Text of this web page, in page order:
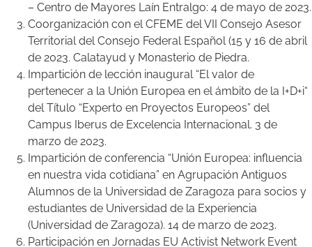
– Centro de Mayores Laín Entralgo: 4 de mayo de 2023.
Coorganización con el CFEME del VII Consejo Asesor
Territorial del Consejo Federal Español (15 y 16 de abril
de 2023. Calatayud y Monasterio de Piedra.
Impartición de lección inaugural “El valor de
pertenecer a la Unión Europea en el ámbito de la I+D+i“
del Título “Experto en Proyectos Europeos” del
Campus Iberus de Excelencia Internacional. 3 de
marzo de 2023.
Impartición de conferencia “Unión Europea: influencia
en nuestra vida cotidiana” en Agrupación Antiguos
Alumnos de la Universidad de Zaragoza para socios y
estudiantes de Universidad de la Experiencia
(Universidad de Zaragoza). 14 de marzo de 2023.
Participación en Jornadas EU Activist Network Event